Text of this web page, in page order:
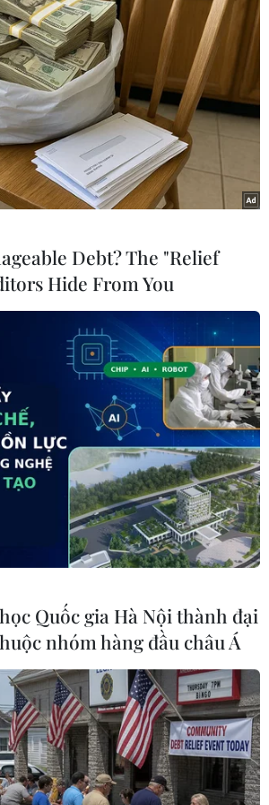
bị ảnh hưởng./.
ngoại giao Qatar #Vùng Vịnh #Bộ Ngoại giao
#tin tức 24h #tin tức mới nhất trong ngày #tin tức
an ninh #tin tức hot #an ninh #an ninh nghệ an
#bản tin thời sự #tội phạm #truy nã #tội phạm
#vụ án #phạm pháp #pháp luật
#pháp đình
#chính trị #VietnamPlus #Vietnam #Plus. Mỹ Qatar
Copy link
Cô lập ngoại giao Qatar có thể
Debt? The "Relief
Hide From You
Quốc gia Hà Nội thành đại
nhóm hàng đầu châu Á